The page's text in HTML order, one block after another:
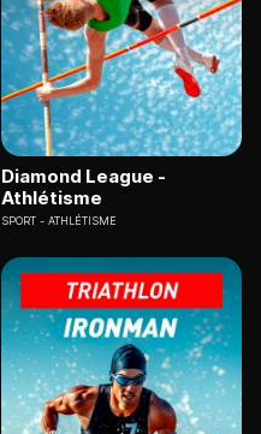
Diamond League -
Athlétisme
SPORT ATHLÉTISME